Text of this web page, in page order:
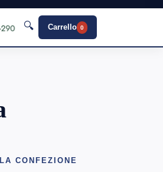
🔍 Carrello 0
CONFEZIONE